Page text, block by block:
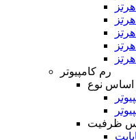
رم کامپیوتر
اساس نوع
ظرفیت